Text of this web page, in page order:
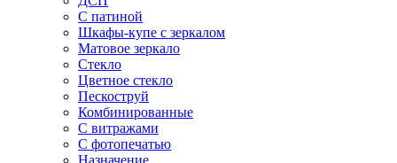
С патиной
Шкафы-купе с зеркалом
Матовое зеркало
Стекло
Цветное стекло
Пескоструй
Комбинированные
С витражами
С фотопечатью
Назначение